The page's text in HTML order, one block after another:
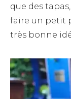
que des
faire un petit
très bonne